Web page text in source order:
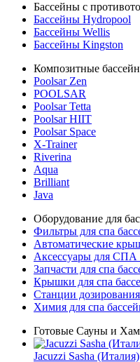
Бассейны с
Бассейны Hydropool
Бассейны Wellis
Бассейны Kingston
Композитные
Poolsar Zen
POOLSAR
Poolsar Tetta
Poolsar HIIT
Poolsar Space
X-Trainer
Riverina
Aqua
Brilliant
Java
Оборудование для
Фильтры для спа
Автоматические
Аксессуары для СПА
Запчасти для спа
Крышки для спа
Станции
Химия для спа
Готовые Сауны и
Jacuzzi Sasha (Италия)